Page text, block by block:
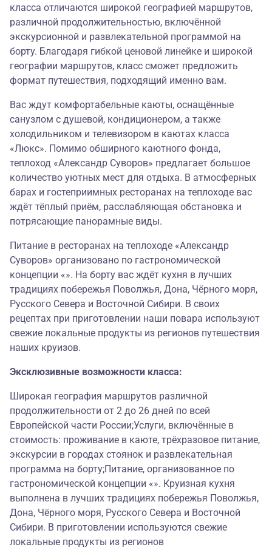
класса отличаются широкой географией маршрутов,
различной продолжительностью, включённой
экскурсионной и развлекательной программой на
борту. Благодаря гибкой ценовой линейке и широкой
географии маршрутов, класс сможет предложить
формат путешествия, подходящий именно вам.
Вас ждут комфортабельные каюты, оснащённые
санузлом с душевой, кондиционером, а также
холодильником и телевизором в каютах класса
«Люкс». Помимо обширного каютного фонда,
теплоход «Александр Суворов» предлагает большое
количество уютных мест для отдыха. В атмосферных
барах и гостеприимных ресторанах на теплоходе вас
ждёт тёплый приём, расслабляющая обстановка и
потрясающие панорамные виды.
Питание в ресторанах на теплоходе «Александр
Суворов» организовано по гастрономической
концепции «». На борту вас ждёт кухня в лучших
традициях побережья Поволжья, Дона, Чёрного моря,
Русского Севера и Восточной Сибири. В своих
рецептах при приготовлении наши повара используют
свежие локальные продукты из регионов путешествия
наших круизов.
Эксклюзивные возможности класса:
Широкая география маршрутов различной
продолжительности от 2 до 26 дней по всей
Европейской части России;Услуги, включённые в
стоимость: проживание в каюте, трёхразовое питание,
экскурсии в городах стоянок и развлекательная
программа на борту;Питание, организованное по
гастрономической концепции «». Круизная кухня
выполнена в лучших традициях побережья Поволжья,
Дона, Чёрного моря, Русского Севера и Восточной
Сибири. В приготовлении используются свежие
локальные продукты из регионов